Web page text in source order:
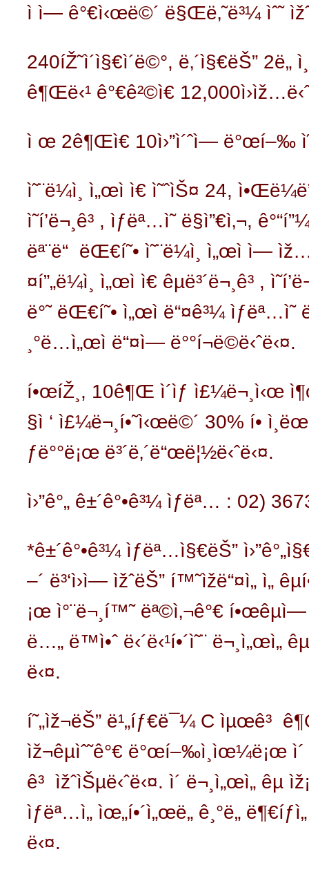
ì ì— ê°€ì‹œë©´ ë§Œë‚˜ë³¼ ìˆ˜
240íŽ˜ì´ì§€ì´ë©°, ë‚´ì§€ëŠ” 2ë„
ê¶Œë‹¹ ê°€ê²©ì€
ì œ 2ê¶Œì€ 10ì›”ì´ˆì— ë°œí–‰
ì˜¨ë¼ì¸ ì„œì ì€ ì˜ˆìŠ¤ 24,
ì˜í’ë¬¸ê³ , ìƒëª…ì˜ ë§ì”€ì‚¬,
ëª¨ë“ ëŒ€í˜• ì˜¨ë¼ì¸ ì„œì ì—
¤í”„ë¼ì¸ ì„œì ì€ êµë³´ë¬¸ê³ ,
ë°˜ ëŒ€í˜• ì„œì ë“¤ê³¼ ìƒëª…ì˜
¸°ë…ì„œì ë“¤ì— ë°°í¬ë©ë‹ˆë‹¤.
í•œíŽ¸, 10ê¶Œ ì´ìƒ ì£¼ë¬¸ì‹œ
§ì ‘ ì£¼ë¬¸í•˜ì‹œë©´ 30% í•
ƒë°°ë¡œ ë³´ë‚´ë“œë¦½ë‹ˆë‹¤.
ì›”ê°„ ê±´ê°•ê³¼ ìƒëª… : 02)
*ê±´ê°•ê³¼ ìƒëª…ì§€ëŠ”
–´ ë³‘ì›ì— ìžˆëŠ” í™˜ìžë“¤ì„ ì„
¡œ ì°¨ë¬¸í™˜ ëª©ì‚¬ê°€ í•œêµ­ì—
ë…„ ë™ì•ˆ ë‹´ë‹¹í•´ì˜¨ ë¬¸ì„œì„
ë‹¤.
í˜„ìž¬ëŠ” ë¹„íƒ€ë¯¼ C ìµœê³
ìž¬êµìˆ˜ê°€ ë°œí–‰ì¸ìœ¼ë¡œ ì´
ê³ ìžˆìŠµë‹ˆë‹¤. ì´ ë¬¸ì„œì„ êµ
ìƒëª…ì„ ìœ„í•´ì„œë„ ê¸°ë„
ë‹¤.